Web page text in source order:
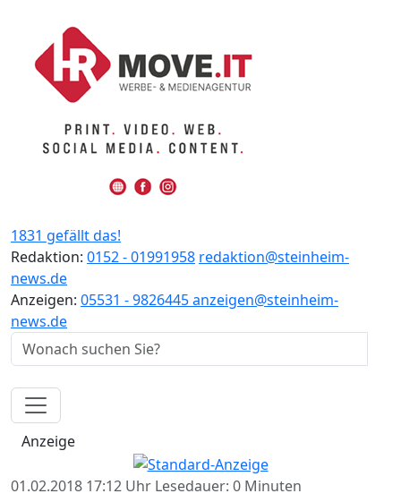
1831 gefällt das!
Redaktion: 0152 - 01991958 redaktion@steinheim-
news.de
Anzeigen: 05531 - 9826445anzeigen@steinheim-
news.de
Anzeige
01.02.2018 17:12 Uhr Lesedauer: 0 Minuten